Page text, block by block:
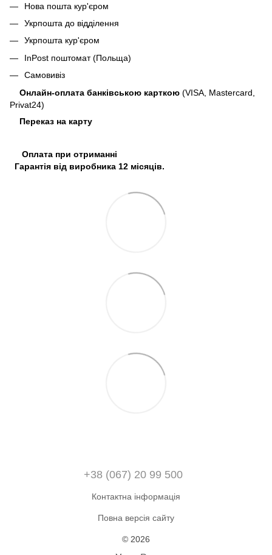
Нова пошта кур'єром
Укрпошта до відділення
Укрпошта кур'єром
InPost поштомат (Польща)
Самовивіз
Онлайн-оплата банківською карткою (VISA, Mastercard,
Privat24)
Переказ на карту
Оплата при отриманні
Гарантія від виробника 12 місяців.
+38 (067) 20 99 500
Контактна інформація
Повна версія сайту
© 2026